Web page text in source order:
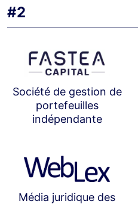
#2
Société de gestion de
portefeuilles
indépendante
Média juridique des